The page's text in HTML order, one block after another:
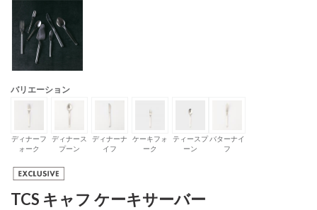
バリエーション
ディナーフ
ォーク
ディナース
プーン
ディナーナ
イフ
ケーキフォ
ーク
ティースプ
ーン
バターナイ
フ
TCS キャフ ケーキサーバー